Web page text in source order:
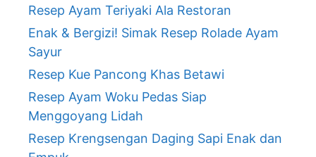
Resep Ayam Teriyaki Ala Restoran
Enak & Bergizi! Simak Resep Rolade Ayam
Sayur
Resep Kue Pancong Khas Betawi
Resep Ayam Woku Pedas Siap
Menggoyang Lidah
Resep Krengsengan Daging Sapi Enak dan